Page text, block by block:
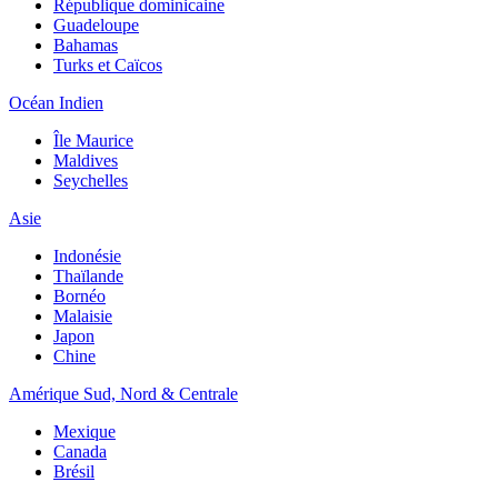
République dominicaine
Guadeloupe
Bahamas
Turks et Caïcos
Océan Indien
Île Maurice
Maldives
Seychelles
Asie
Indonésie
Thaïlande
Bornéo
Malaisie
Japon
Chine
Amérique Sud, Nord & Centrale
Mexique
Canada
Brésil